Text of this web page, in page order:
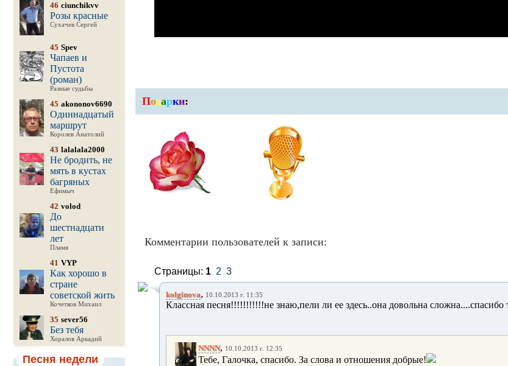
46 ciunchikvv
Розы красные
Сухачев Сергей
45 Spev
Чапаев и
Пустота
(роман)
Разные судьбы
45 akononov6690
Одиннадцатый
маршрут
Королев Анатолий
43 lalalala2000
Не бродить, не
мять в кустах
багряных
Ефимыч
42 volod
До
шестнадцати
лет
Пламя
41 VYP
Как хорошо в
стране
советской жить
Кочетков Михаил
35 sever56
Без тебя
Хоралов Аркадий
Песня недели
Подарки:
Комментарии пользователей к записи:
Страницы: 1 2 3
kolginova, 10.10.2013 г. 11:35
Классная песня!!!!!!!!!!!не знаю,пели ли ее здесь..она довольна сложна....спасибо
NNNN, 10.10.2013 г. 12:35
Тебе, Галочка, спасибо. За слова и отношения добрые!